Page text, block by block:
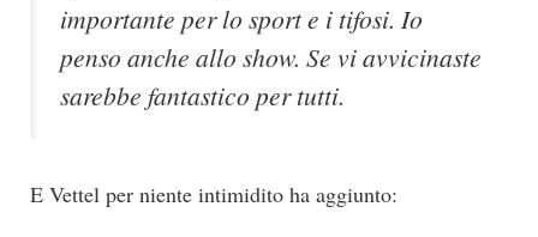
importante per lo sport e i tifosi. Io
penso anche allo show. Se vi avvicinaste
sarebbe fantastico per tutti.
E Vettel per niente intimidito ha aggiunto: